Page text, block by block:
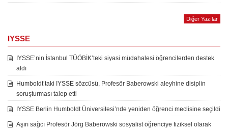
Diğer Yazılar
IYSSE
IYSSE’nin İstanbul TÜÖBİK’teki siyasi müdahalesi öğrencilerden destek
aldı
Humboldt’taki IYSSE sözcüsü, Profesör Baberowski aleyhine disiplin
soruşturması talep etti
IYSSE Berlin Humboldt Üniversitesi’nde yeniden öğrenci meclisine seçildi
Aşırı sağcı Profesör Jörg Baberowski sosyalist öğrenciye fiziksel olarak